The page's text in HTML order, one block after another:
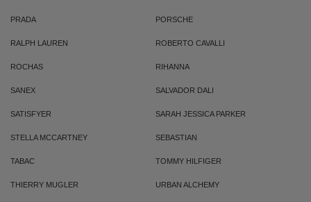
PRADA PORSCHE
RALPH LAUREN ROBERTO CAVALLI
ROCHAS RIHANNA
SANEX SALVADOR DALI
SATISFYER SARAH JESSICA PARKER
STELLA MCCARTNEY SEBASTIAN
TABAC TOMMY HILFIGER
THIERRY MUGLER URBAN ALCHEMY